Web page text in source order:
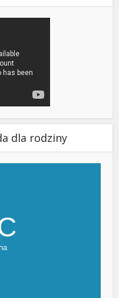
dla rodziny